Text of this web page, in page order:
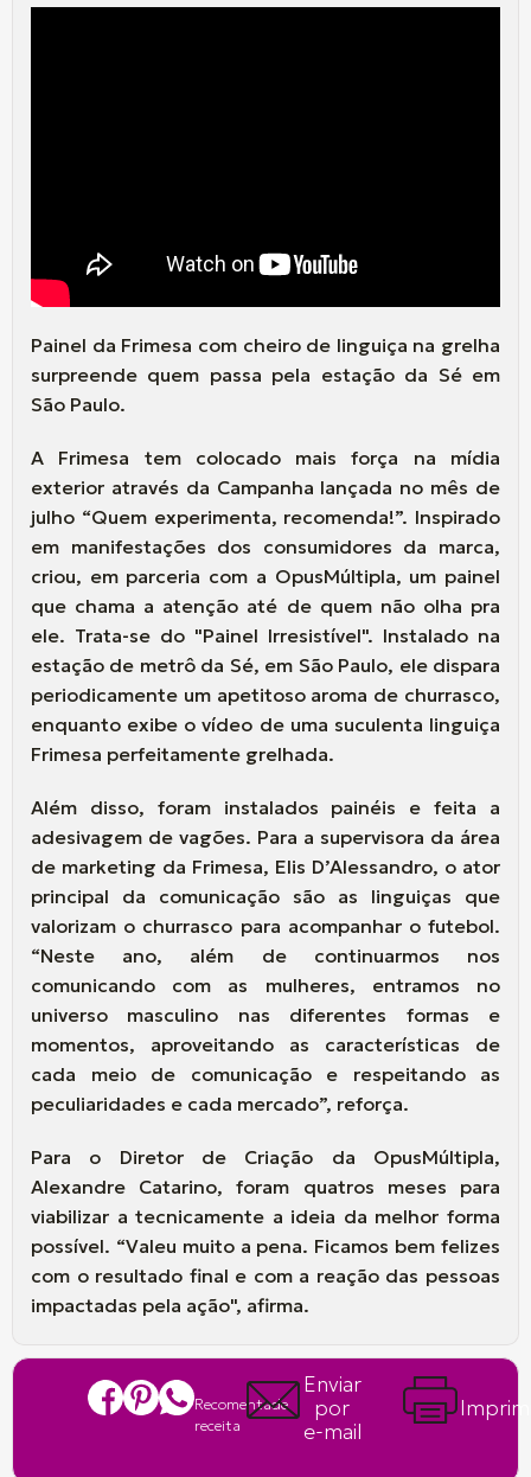
Painel da Frimesa com cheiro de linguiça na grelha
surpreende quem passa pela estação da Sé em
São Paulo.
A Frimesa tem colocado mais força na mídia
exterior através da Campanha lançada no mês de
julho “Quem experimenta, recomenda!”. Inspirado
em manifestações dos consumidores da marca,
criou, em parceria com a OpusMúltipla, um painel
que chama a atenção até de quem não olha pra
ele. Trata-se do "Painel Irresistível". Instalado na
estação de metrô da Sé, em São Paulo, ele dispara
periodicamente um apetitoso aroma de churrasco,
enquanto exibe o vídeo de uma suculenta linguiça
Frimesa perfeitamente grelhada.
Além disso, foram instalados painéis e feita a
adesivagem de vagões. Para a supervisora da área
de marketing da Frimesa, Elis D’Alessandro, o ator
principal da comunicação são as linguiças que
valorizam o churrasco para acompanhar o futebol.
“Neste ano, além de continuarmos nos
comunicando com as mulheres, entramos no
universo masculino nas diferentes formas e
momentos, aproveitando as características de
cada meio de comunicação e respeitando as
peculiaridades e cada mercado”, reforça.
Para o Diretor de Criação da OpusMúltipla,
Alexandre Catarino, foram quatros meses para
viabilizar a tecnicamente a ideia da melhor forma
possível. “Valeu muito a pena. Ficamos bem felizes
com o resultado final e com a reação das pessoas
impactadas pela ação", afirma.
Recomentade
receita
Enviar
por
e-mail